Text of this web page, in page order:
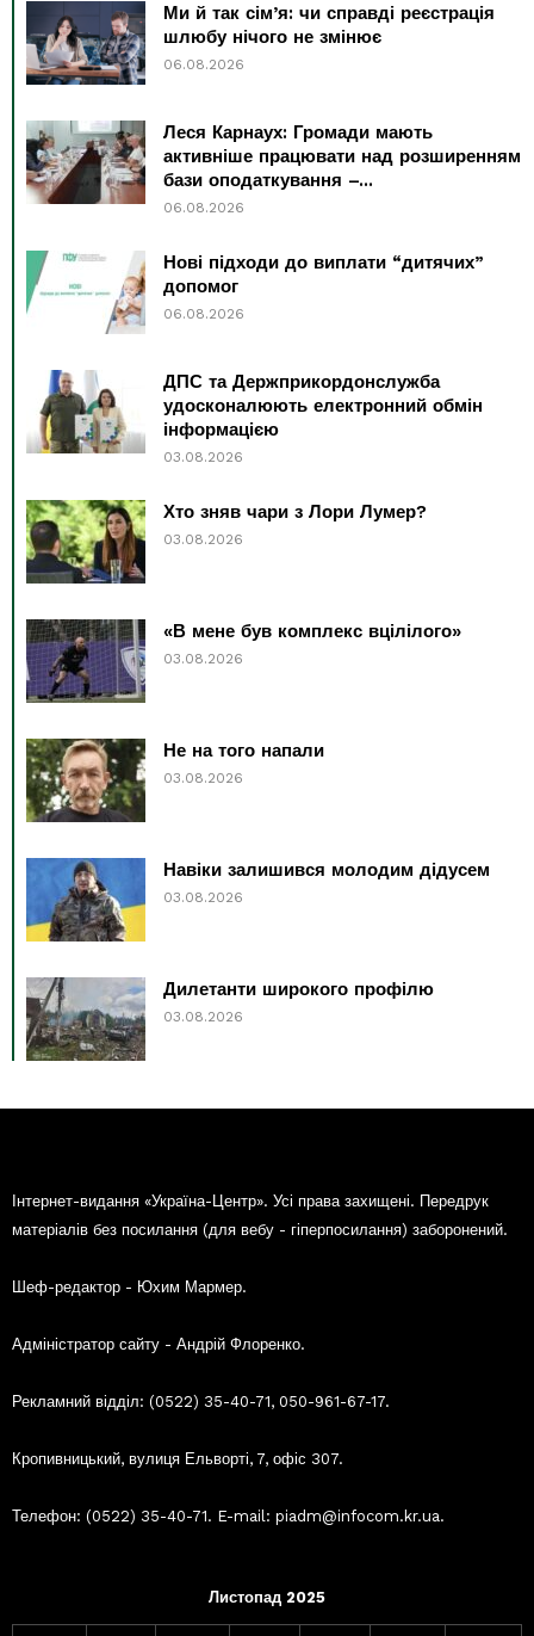
Ми й так сім’я: чи справді реєстрація
шлюбу нічого не змінює
06.08.2026
Леся Карнаух: Громади мають
активніше працювати над розширенням
бази оподаткування –...
06.08.2026
Нові підходи до виплати “дитячих”
допомог
06.08.2026
ДПС та Держприкордонслужба
удосконалюють електронний обмін
інформацією
03.08.2026
Хто зняв чари з Лори Лумер?
03.08.2026
«В мене був комплекс вцілілого»
03.08.2026
Не на того напали
03.08.2026
Навіки залишився молодим дідусем
03.08.2026
Дилетанти широкого профілю
03.08.2026
Інтернет-видання «Україна-Центр». Усі права захищені. Передрук
матеріалів без посилання (для вебу - гіперпосилання) заборонений.
Шеф-редактор - Юхим Мармер.
Адміністратор сайту - Андрій Флоренко.
Рекламний відділ: (0522) 35-40-71, 050-961-67-17.
Кропивницький, вулиця Ельворті, 7, офіс 307.
Телефон: (0522) 35-40-71. E-mail: piadm@infocom.kr.ua.
Листопад 2025